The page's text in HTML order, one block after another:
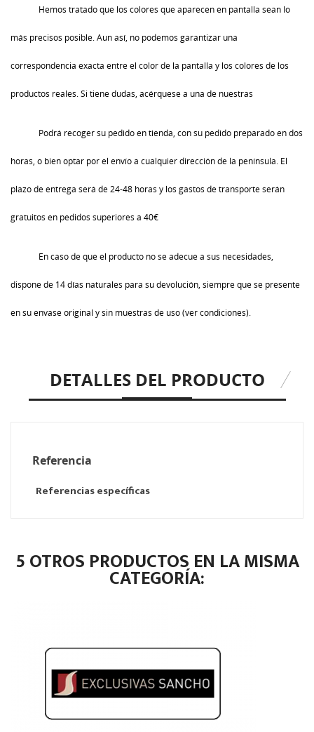
Hemos tratado que los colores que aparecen en pantalla sean lo
más precisos posible. Aun así, no podemos garantizar una
correspondencia exacta entre el color de la pantalla y los colores de los
productos reales. Si tiene dudas, acérquese a una de nuestras
Podrá recoger su pedido en tienda, con su pedido preparado en dos
horas, o bien optar por el envío a cualquier dirección de la península. El
plazo de entrega será de 24-48 horas y los gastos de transporte serán
gratuitos en pedidos superiores a 40€
En caso de que el producto no se adecue a sus necesidades,
dispone de 14 días naturales para su devolución, siempre que se presente
en su envase original y sin muestras de uso (ver condiciones).
DETALLES DEL PRODUCTO
Referencia
Referencias específicas
5 OTROS PRODUCTOS EN LA MISMA
CATEGORÍA: